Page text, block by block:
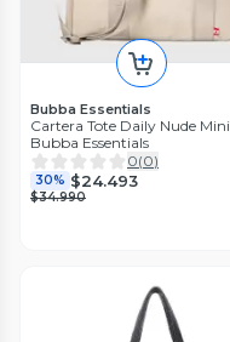
Bubba Essentials
Cartera Tote Daily Nude Mini
Bubba Essentials
0(0)
30% $24.493
$34.990